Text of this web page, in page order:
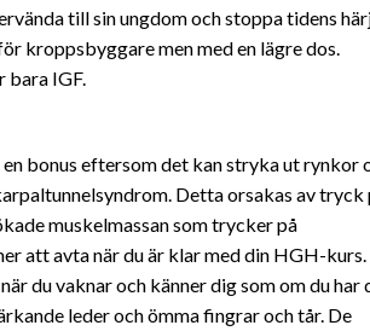
till sin ungdom och stoppa tidens
kroppsbyggare men med en lägre dos.
bara IGF.
bonus eftersom det kan stryka ut rynkor
Detta orsakas av tryck
muskelmassan som trycker på
att avta när du är klar med din HGH-kurs.
du vaknar och känner dig som om du har
leder och ömma fingrar och tår. De